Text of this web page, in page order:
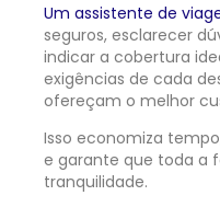
Um assistente de
seguros, esclarecer
indicar a cobertura
exigências de cada
ofereçam o melhor
Isso economiza
e garante que toda a
tranquilidade.